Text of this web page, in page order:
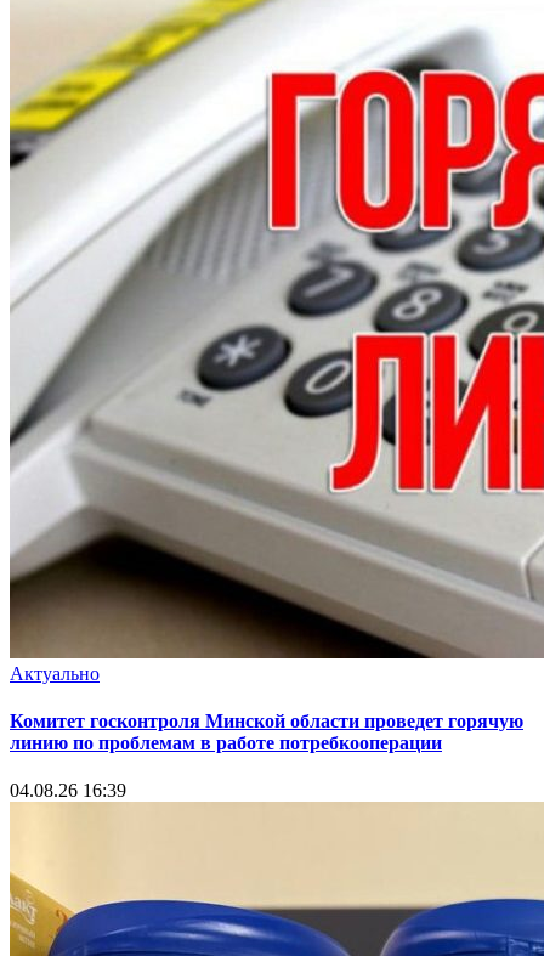
Актуально
Комитет госконтроля Минской области проведет горячую
линию по проблемам в работе потребкооперации
04.08.26 16:39